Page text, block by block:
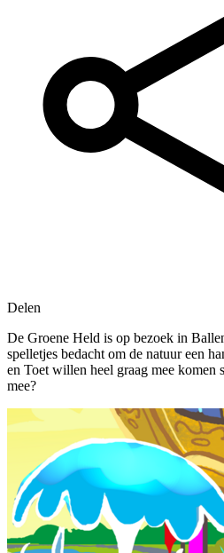
Delen
De Groene Held is op bezoek in
spelletjes bedacht om de natuur een
en Toet willen heel graag mee komen
mee?